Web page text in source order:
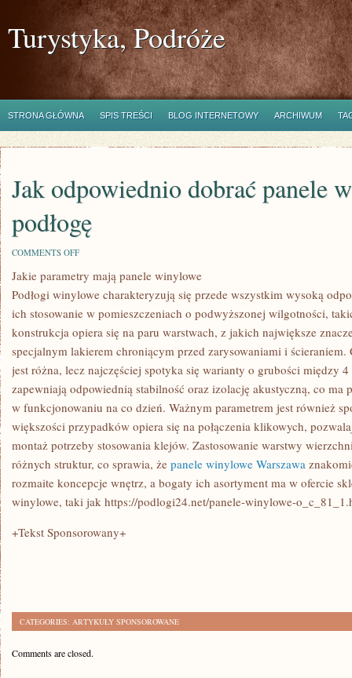
Turystyka, Podróże
STRONA GŁÓWNA SPIS TREŚCI BLOG INTERNETOWY ARCHIWUM
Jak odpowiednio dobrać panele
podłogę
COMMENTS OFFON
ODPOWIEDNIO
DOBRAĆ
PANELE
WINYLOWE
PODŁOGĘ
Jakie parametry mają panele winylowe
Podłogi winylowe charakteryzują się przede wszystkim wysoką
ich stosowanie w pomieszczeniach o podwyższonej wilgotności,
konstrukcja opiera się na paru warstwach, z jakich największe
specjalnym lakierem chroniącym przed zarysowaniami i ścieraniem.
jest różna, lecz najczęściej spotyka się warianty o grubości między
zapewniają odpowiednią stabilność oraz izolację akustyczną, co ma
w funkcjonowaniu na co dzień. Ważnym parametrem jest również
większości przypadków opiera się na połączenia klikowych,
montaż potrzeby stosowania klejów. Zastosowanie warstwy
różnych struktur, co sprawia, że panele winylowe Warszawa
rozmaite koncepcje wnętrz, a bogaty ich asortyment ma w ofercie
winylowe, taki jak https://podlogi24.net/panele-winylowe-
+Tekst Sponsorowany+
CATEGORIES: ARTYKUŁY SPONSOROWANE
Comments are closed.